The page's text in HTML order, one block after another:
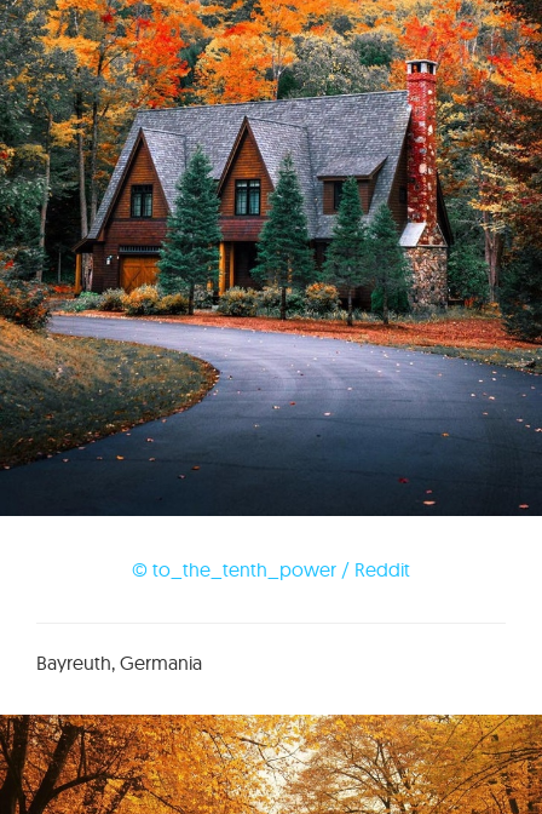
© to_the_tenth_power / Reddit
Bayreuth, Germania